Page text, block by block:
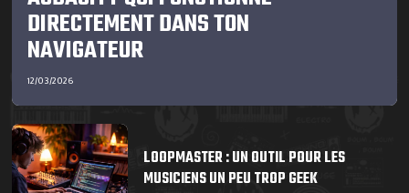
DIRECTEMENT DANS TON
NAVIGATEUR
12/03/2026
LOOPMASTER : UN OUTIL POUR LES
MUSICIENS UN PEU TROP GEEK